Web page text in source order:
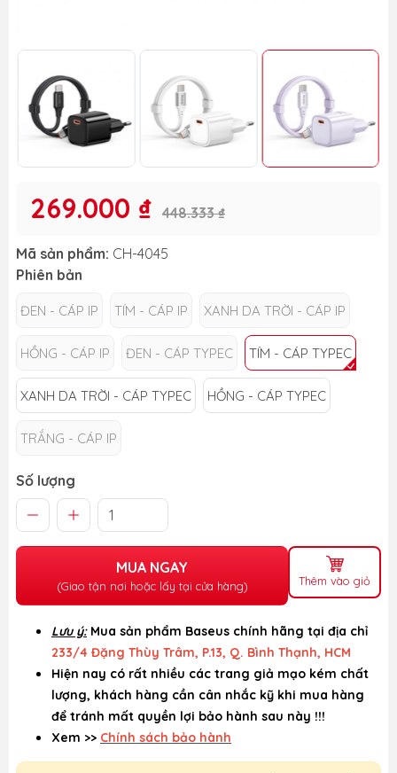
269.000 ₫ 448.333 ₫
Mã sản phẩm: CH-4045
Phiên bản
ĐEN - CÁP IP TÍM - CÁP IP XANH DA TRỜI - CÁP IP
HỒNG - CÁP IP ĐEN - CÁP TYPEC TÍM - CÁP TYPEC
XANH DA TRỜI - CÁP TYPEC HỒNG - CÁP TYPEC
TRẮNG - CÁP IP
Số lượng
MUA NGAY
(Giao tận nơi hoặc lấy tại cửa hàng) Thêm vào giỏ
Lưu ý: Mua sản phẩm Baseus chính hãng tại địa chỉ
233/4 Đặng Thùy Trâm, P.13, Q. Bình Thạnh, HCM
Hiện nay có rất nhiều các trang giả mạo kém chất
lượng, khách hàng cần cân nhắc kỹ khi mua hàng
để tránh mất quyền lợi bảo hành sau này !!!
Xem >> Chính sách bảo hành